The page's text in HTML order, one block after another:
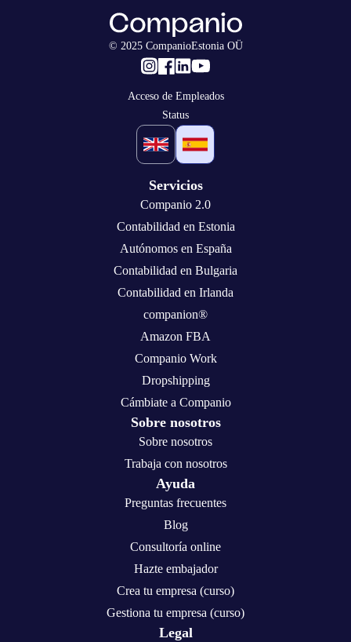
© 2025 CompanioEstonia OÜ
Acceso de Empleados
Status
Servicios
Companio 2.0
Contabilidad en Estonia
Autónomos en España
Contabilidad en Bulgaria
Contabilidad en Irlanda
companion®
Amazon FBA
Companio Work
Dropshipping
Cámbiate a Companio
Sobre nosotros
Sobre nosotros
Trabaja con nosotros
Ayuda
Preguntas frecuentes
Blog
Consultoría online
Hazte embajador
Crea tu empresa (curso)
Gestiona tu empresa (curso)
Legal